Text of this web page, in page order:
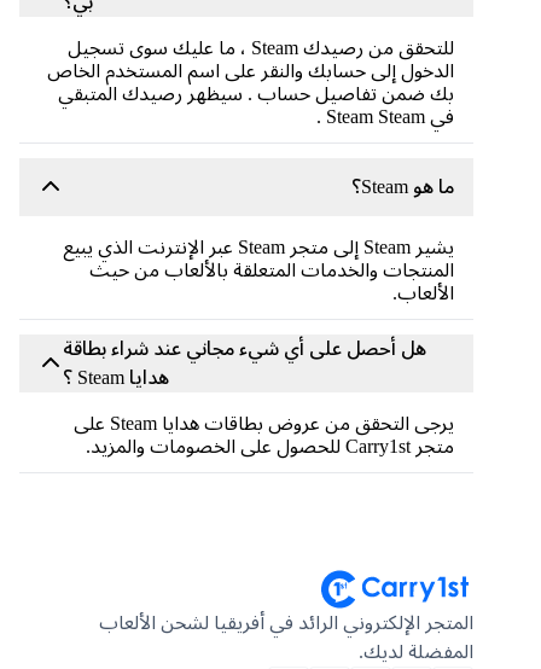
للتحقق من رصيدك Steam ، ما عليك سوى تسجيل
الدخول إلى حسابك والنقر على اسم المستخدم الخاص
بك ضمن تفاصيل حساب . سيظهر رصيدك المتبقي
يشير Steam إلى متجر Steam عبر الإنترنت الذي يبيع
المنتجات والخدمات المتعلقة بالألعاب من حيث
الألعاب.
هل أحصل على أي شيء مجاني عند شراء بطاقة
يرجى التحقق من عروض بطاقات هدايا Steam على
المتجر الإلكتروني الرائد في أفريقيا لشحن الألعاب
المفضلة لديك.